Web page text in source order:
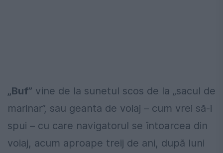
„Buf” vine de la sunetul scos de la „sacul de
marinar”, sau geanta de voiaj – cum vrei să-i
spui – cu care navigatorul se întoarcea din
voiaj, acum aproape treij de ani, după luni